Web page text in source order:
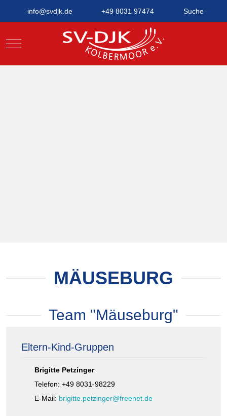
info@svdjk.de +49 8031 97474 Suche
Mobile Menu Toggle
MÄUSEBURG
Team "Mäuseburg"
Eltern-Kind-Gruppen
Brigitte Petzinger
Telefon: +49 8031-98229
E-Mail: brigitte.petzinger@freenet.de